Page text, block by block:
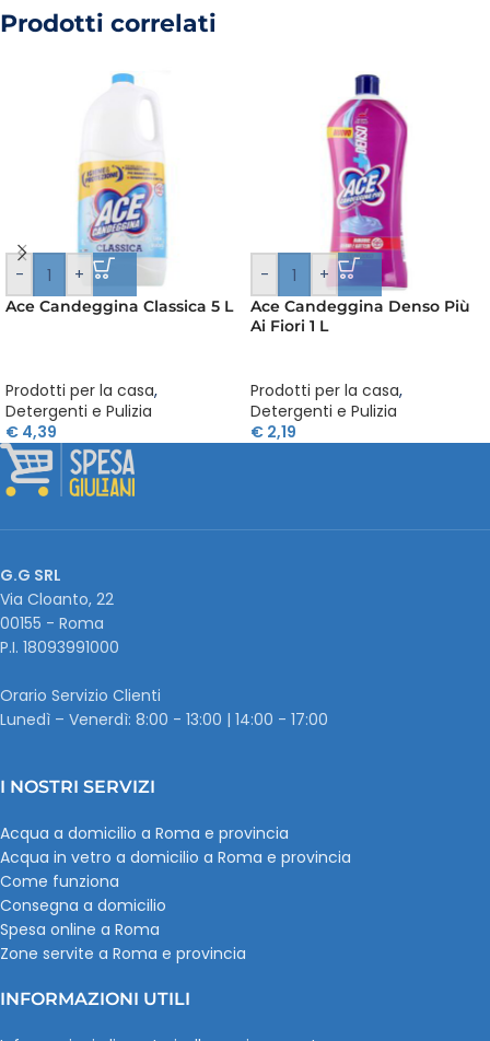
Prodotti correlati
- +
Ace Candeggina Classica 5 L
Prodotti per la casa,
Detergenti e Pulizia
€ 4,39
- +
Ace Candeggina Denso Più
Ai Fiori 1 L
Prodotti per la casa,
Detergenti e Pulizia
€ 2,19
G.G SRL
Via Cloanto, 22
00155 - Roma
P.I. ‭18093991000
Orario Servizio Clienti
Lunedì – Venerdì: 8:00 - 13:00 | 14:00 - 17:00
I NOSTRI SERVIZI
Acqua a domicilio a Roma e provincia
Acqua in vetro a domicilio a Roma e provincia
Come funziona
Consegna a domicilio
Spesa online a Roma
Zone servite a Roma e provincia
INFORMAZIONI UTILI